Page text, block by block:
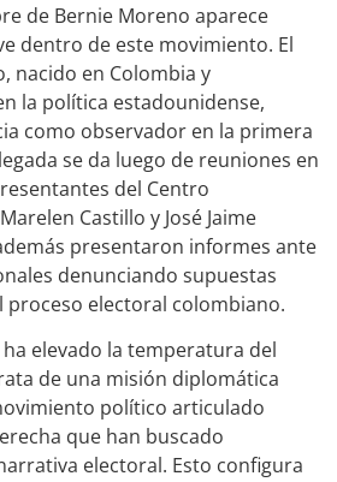
de Bernie Moreno aparece
dentro de este movimiento. El
nacido en Colombia y
la política estadounidense,
como observador en la primera
se da luego de reuniones en
del Centro
Castillo y José Jaime
presentaron informes ante
denunciando supuestas
proceso electoral colombiano.
ha elevado la temperatura del
de una misión diplomática
político articulado
que han buscado
electoral. Esto configura